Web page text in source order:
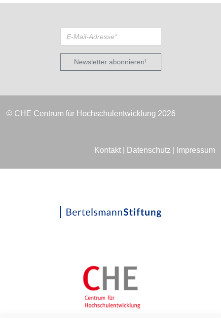
Newsletter abonnieren¹
© CHE Centrum für Hochschulentwicklung 2026
Kontakt| Datenschutz Impressum